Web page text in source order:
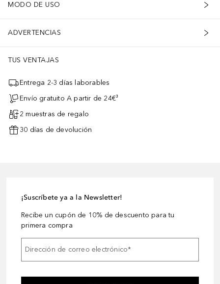
MODO DE USO
ADVERTENCIAS
TUS VENTAJAS
Entrega 2-3 días laborables
Envío gratuito A partir de 24€³
2 muestras de regalo
30 días de devolución
¡Suscríbete ya a la Newsletter!
Recibe un cupón de 10% de descuento para tu
primera compra
Dirección de correo electrónico*